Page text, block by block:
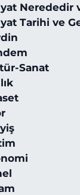
Nerededir
Tarihi ve
Sanat